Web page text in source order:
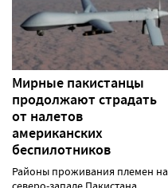
Мирные пакистанцы
продолжают страдать
от налетов
американских
беспилотников
Районы проживания племен на